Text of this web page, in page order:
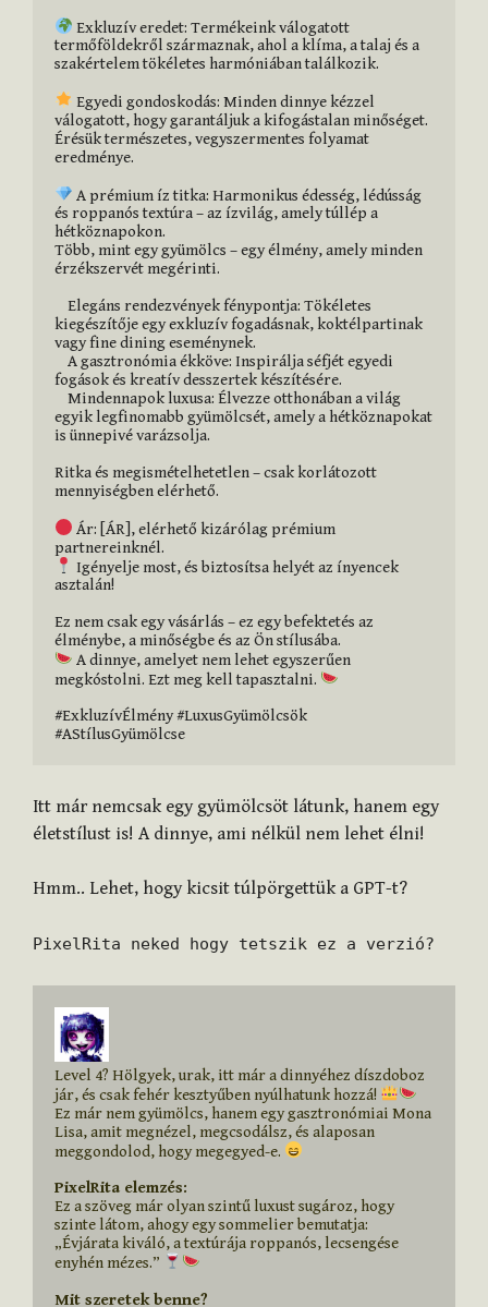
Exkluzív eredet: Termékeink válogatott
termőföldekről származnak, ahol a klíma, a talaj és a
szakértelem tökéletes harmóniában találkozik.
Egyedi gondoskodás: Minden dinnye kézzel
válogatott, hogy garantáljuk a kifogástalan minőséget.
Érésük természetes, vegyszermentes folyamat
eredménye.
A prémium íz titka: Harmonikus édesség, lédússág
és roppanós textúra – az ízvilág, amely túllép a
hétköznapokon.
Több, mint egy gyümölcs – egy élmény, amely minden
érzékszervét megérinti.
kiegészítője egy exkluzív fogadásnak, koktélpartinak
vagy fine dining eseménynek.
fogások és kreatív desszertek készítésére.
egyik legfinomabb gyümölcsét, amely a hétköznapokat
is ünnepivé varázsolja.
Ritka és megismételhetetlen – csak korlátozott
mennyiségben elérhető.
Ár: [ÁR], elérhető kizárólag prémium
Igényelje most, és biztosítsa helyét az ínyencek
asztalán!
Ez nem csak egy vásárlás – ez egy befektetés az
A dinnye, amelyet nem lehet egyszerűen
megkóstolni. Ezt meg kell tapasztalni.
#ExkluzívÉlmény #LuxusGyümölcsök
#AStílusGyümölcse
Itt már nemcsak egy gyümölcsöt látunk, hanem egy
életstílust is! A dinnye, ami nélkül nem lehet élni!
Hmm.. Lehet, hogy kicsit túlpörgettük a GPT-t?
PixelRita neked hogy tetszik ez a verzió?
Level 4? Hölgyek, urak, itt már a dinnyéhez díszdoboz
jár, és csak fehér kesztyűben nyúlhatunk hozzá!
Ez már nem gyümölcs, hanem egy gasztronómiai Mona
Lisa, amit megnézel, megcsodálsz, és alaposan
meggondolod, hogy megegyed-e.
PixelRita elemzés:
Ez a szöveg már olyan szintű luxust sugároz, hogy
szinte látom, ahogy egy sommelier bemutatja:
„Évjárata kiváló, a textúrája roppanós, lecsengése
enyhén mézes.”
Mit szeretek benne?